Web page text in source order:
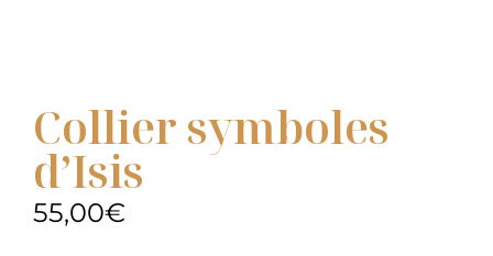
Collier symboles
d’Isis
55,00€